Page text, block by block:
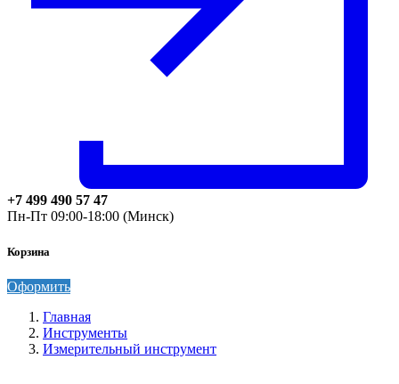
+7 499 490 57 47
Пн-Пт 09:00-18:00 (Минск)
Корзина
Оформить
Главная
Инструменты
Измерительный инструмент